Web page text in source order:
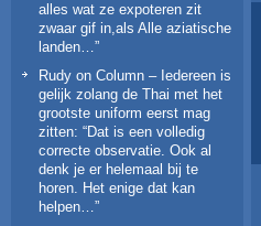
alles wat ze expoteren zit
zwaar gif in,als Alle aziatische
landen…”
Rudy on Column – Iedereen is
gelijk zolang de Thai met het
grootste uniform eerst mag
zitten: “Dat is een volledig
correcte observatie. Ook al
denk je er helemaal bij te
horen. Het enige dat kan
helpen…”